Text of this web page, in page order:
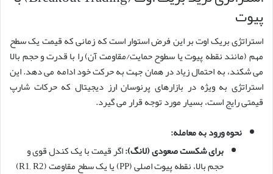
پیوت
استراتژی بریک اوت بر این فرض استوار است که زمانی که قیمت یک سطح
مهم (مانند نقطه پیوت یا سطوح حمایت/مقاومت آن) را با قدرت و حجم بالا
می شکند، به احتمال زیاد در همان جهت به حرکت خود ادامه می دهد. این
استراتژی به ویژه در بازارهای پرنوسان ارز دیجیتال که حرکات شارپ
قیمتی رایج است، بسیار مورد توجه قرار می گیرد.
نحوه ورود به معامله:
برای شکست صعودی (لانگ):اگر قیمت با یک کندل قوی و
حجم بالا، نقطه پیوت اصلی (PP) یا یک سطح مقاومت (R1, R2)